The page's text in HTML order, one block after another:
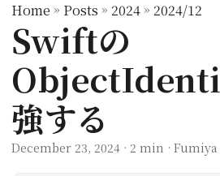
Home » Posts » 2024 » 2024/12
Swiftの
強する
December 23, 2024 · 2 min ·